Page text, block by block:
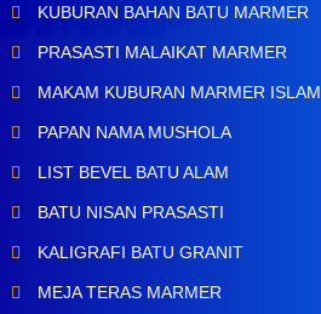
KUBURAN BAHAN BATU MARMER
PRASASTI MALAIKAT MARMER
MAKAM KUBURAN MARMER ISLAM
PAPAN NAMA MUSHOLA
LIST BEVEL BATU ALAM
BATU NISAN PRASASTI
KALIGRAFI BATU GRANIT
MEJA TERAS MARMER